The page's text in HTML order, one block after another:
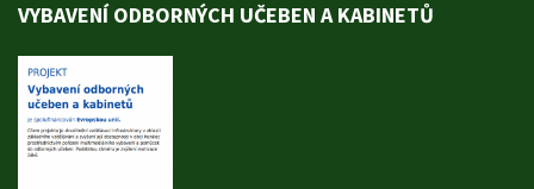
VYBAVENÍ ODBORNÝCH UČEBEN A KABINETŮ